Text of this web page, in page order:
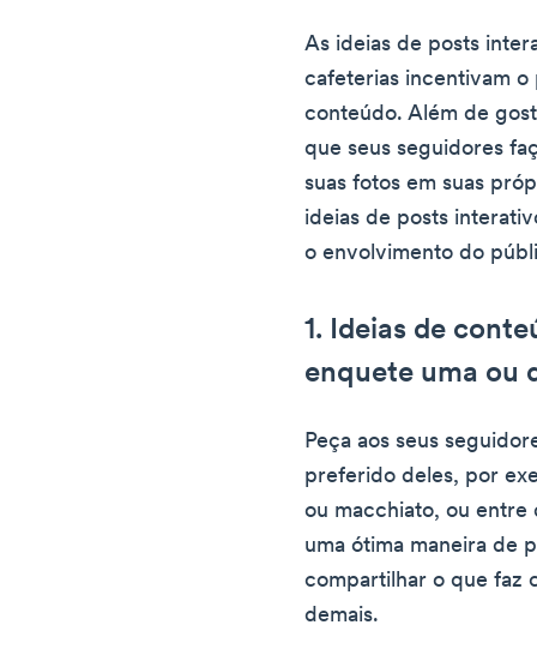
As ideias de posts
cafeterias incentivam
conteúdo. Além de
que seus seguidores
suas fotos em suas
ideias de posts
o envolvimento do
1. Ideias de
enquete uma ou
Peça aos seus
preferido deles, por
ou macchiato, ou entre
uma ótima maneira de
compartilhar o que faz
demais.